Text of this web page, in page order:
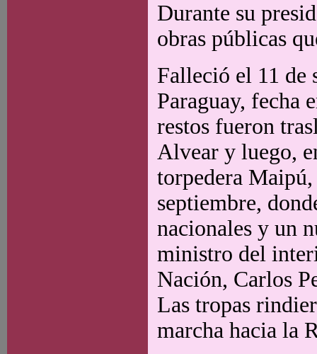
Durante su
obras públicas
Falleció el 11 de
Paraguay, fecha
restos fueron
Alvear y luego,
torpedera
septiembre,
nacionales y un
ministro del
Nación, Carlos
Las tropas
marcha hacia la